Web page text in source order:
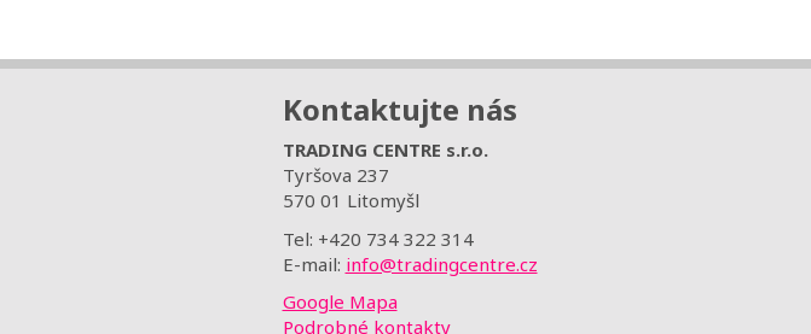
Kontaktujte nás
TRADING CENTRE s.r.o.
Tyršova 237
570 01 Litomyšl
Tel: +420 734 322 314
E-mail: info@tradingcentre.cz
Google Mapa
Podrobné kontakty